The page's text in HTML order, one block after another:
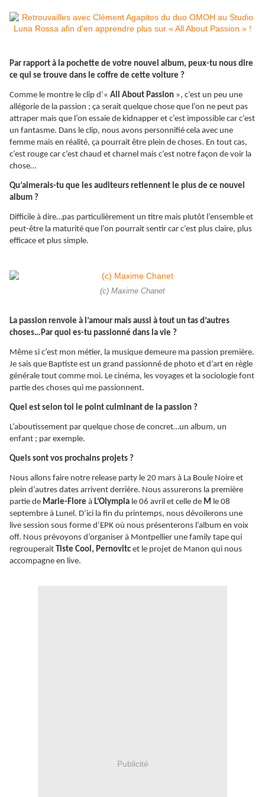
Par rapport à la pochette de votre nouvel album, peux-tu nous dire
ce qui se trouve dans le coffre de cette voiture ?
Comme le montre le clip d’« All About Passion », c’est un peu une
allégorie de la passion ; ça serait quelque chose que l’on ne peut pas
attraper mais que l’on essaie de kidnapper et c’est impossible car c’est
un fantasme. Dans le clip, nous avons personnifié cela avec une
femme mais en réalité, ça pourrait être plein de choses. En tout cas,
c’est rouge car c’est chaud et charnel mais c’est notre façon de voir la
chose…
Qu’aimerais-tu que les auditeurs retiennent le plus de ce nouvel
album ?
Difficile à dire…pas particulièrement un titre mais plutôt l’ensemble et
peut-être la maturité que l’on pourrait sentir car c’est plus claire, plus
efficace et plus simple.
(c) Maxime Chanet
La passion renvoie à l’amour mais aussi à tout un tas d’autres
choses…Par quoi es-tu passionné dans la vie ?
Même si c’est mon métier, la musique demeure ma passion première.
Je sais que Baptiste est un grand passionné de photo et d’art en règle
générale tout comme moi. Le cinéma, les voyages et la sociologie font
partie des choses qui me passionnent.
Quel est selon toi le point culminant de la passion ?
L’aboutissement par quelque chose de concret…un album, un
enfant ; par exemple.
Quels sont vos prochains projets ?
Nous allons faire notre release party le 20 mars à La Boule Noire et
plein d’autres dates arrivent derrière. Nous assurerons la première
partie de Marie-Flore à L’Olympia le 06 avril et celle de M le 08
septembre à Lunel. D’ici la fin du printemps, nous dévoilerons une
live session sous forme d’EPK où nous présenterons l’album en voix
off. Nous prévoyons d’organiser à Montpellier une family tape qui
regrouperait Tiste Cool, Pernovitc et le projet de Manon qui nous
accompagne en live.
Publicité